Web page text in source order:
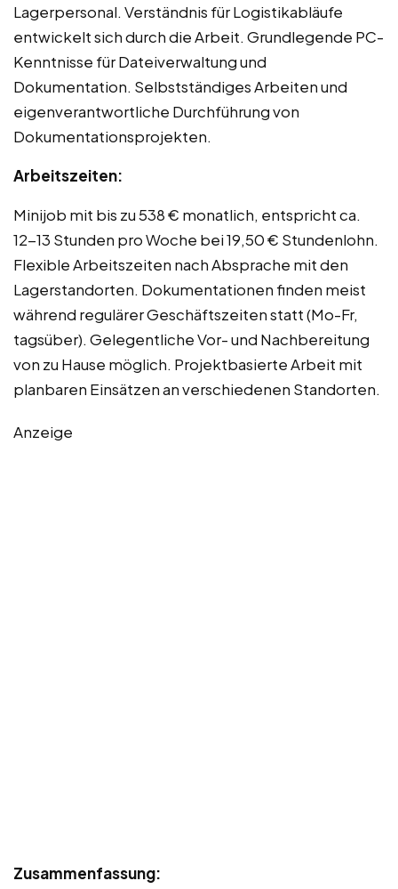
Lagerpersonal. Verständnis für Logistikabläufe
entwickelt sich durch die Arbeit. Grundlegende PC-
Kenntnisse für Dateiverwaltung und
Dokumentation. Selbstständiges Arbeiten und
eigenverantwortliche Durchführung von
Dokumentationsprojekten.
Arbeitszeiten:
Minijob mit bis zu 538 € monatlich, entspricht ca.
12-13 Stunden pro Woche bei 19,50 € Stundenlohn.
Flexible Arbeitszeiten nach Absprache mit den
Lagerstandorten. Dokumentationen finden meist
während regulärer Geschäftszeiten statt (Mo-Fr,
tagsüber). Gelegentliche Vor- und Nachbereitung
von zu Hause möglich. Projektbasierte Arbeit mit
planbaren Einsätzen an verschiedenen Standorten.
Anzeige
Zusammenfassung: